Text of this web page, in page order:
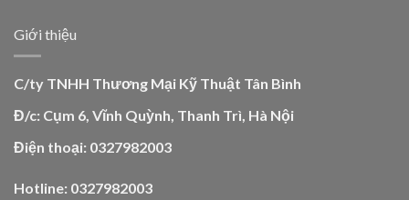
Giới thiệu
C/ty TNHH Thương Mại Kỹ Thuật Tân Bình
Đ/c: Cụm 6, Vĩnh Quỳnh, Thanh Trì, Hà Nội
Điện thoại: 0327982003
Hotline: 0327982003